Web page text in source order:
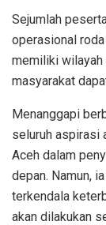
Sejumlah
operasional
memiliki wilayah
masyarakat
Menanggapi
seluruh aspirasi
Aceh dalam
depan. Namun,
terkendala
akan dilakukan